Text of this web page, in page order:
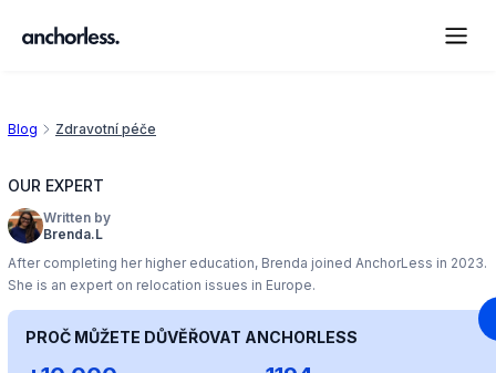
Blog Zdravotní péče
OUR EXPERT
Written by
Brenda.L
After completing her higher education, Brenda joined AnchorLess in 2023.
She is an expert on relocation issues in Europe.
PROČ MŮŽETE DŮVĚŘOVAT ANCHORLESS